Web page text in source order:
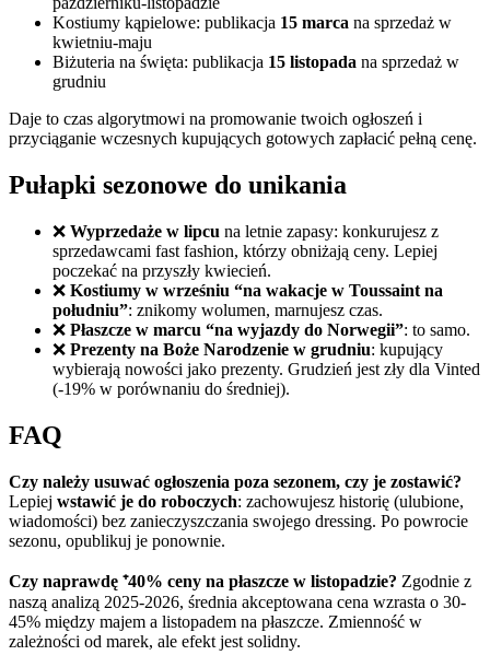
Kostiumy kąpielowe: publikacja 15 marca na sprzedaż w
kwietniu-maju
Biżuteria na święta: publikacja 15 listopada na sprzedaż w
grudniu
Daje to czas algorytmowi na promowanie twoich ogłoszeń i
przyciąganie wczesnych kupujących gotowych zapłacić pełną cenę.
Pułapki sezonowe do unikania
❌ Wyprzedaże w lipcu na letnie zapasy: konkurujesz z
sprzedawcami fast fashion, którzy obniżają ceny. Lepiej
poczekać na przyszły kwiecień.
❌ Kostiumy w wrześniu “na wakacje w Toussaint na
południu”: znikomy wolumen, marnujesz czas.
❌ Płaszcze w marcu “na wyjazdy do Norwegii”: to samo.
❌ Prezenty na Boże Narodzenie w grudniu: kupujący
wybierają nowości jako prezenty. Grudzień jest zły dla Vinted
(-19% w porównaniu do średniej).
FAQ
Czy należy usuwać ogłoszenia poza sezonem, czy je zostawić?
Lepiej wstawić je do roboczych: zachowujesz historię (ulubione,
wiadomości) bez zanieczyszczania swojego dressing. Po powrocie
sezonu, opublikuj je ponownie.
Czy naprawdę ⁺40% ceny na płaszcze w listopadzie? Zgodnie z
naszą analizą 2025-2026, średnia akceptowana cena wzrasta o 30-
45% między majem a listopadem na płaszcze. Zmienność w
zależności od marek, ale efekt jest solidny.